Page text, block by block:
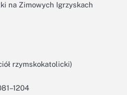
na Zimowych Igrzyskach
rzymskokatolicki)